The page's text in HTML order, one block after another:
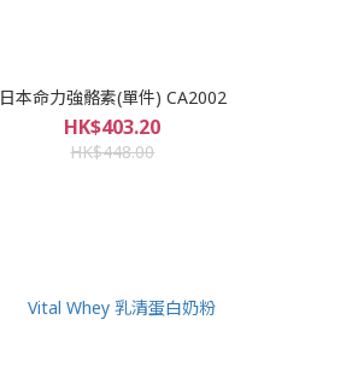
日本命力強骼素(單件) CA2002
HK$403.20
HK$448.00